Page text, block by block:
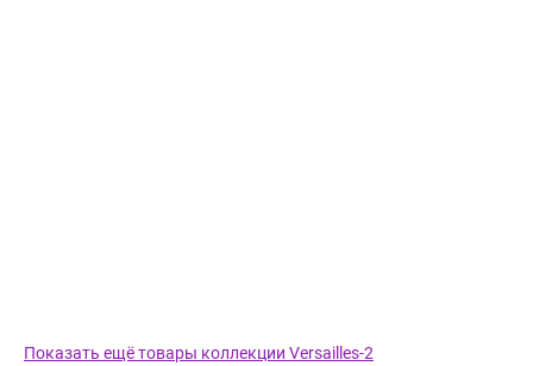
Показать ещё товары коллекции Versailles-2